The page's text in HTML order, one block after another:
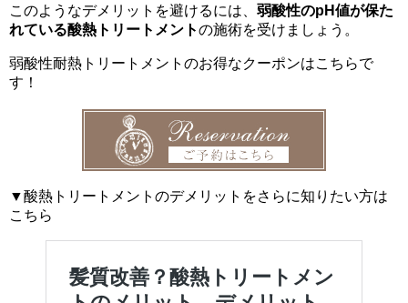
このようなデメリットを避けるには、 弱酸性のpH値が保た
れている酸熱トリートメントの施術を受けましょう。
弱酸性耐熱トリートメントのお得なクーポンはこちらで
す！
▼酸熱トリートメントのデメリットをさらに知りたい方は
こちら